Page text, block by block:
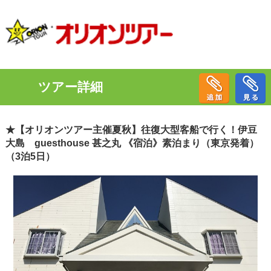
ツアー詳細
★【オリオンツアー主催夏秋】往復大型客船で行く！伊豆
大島 guesthouse 甚之丸 《宿泊》素泊まり（東京発着）
（3泊5日）